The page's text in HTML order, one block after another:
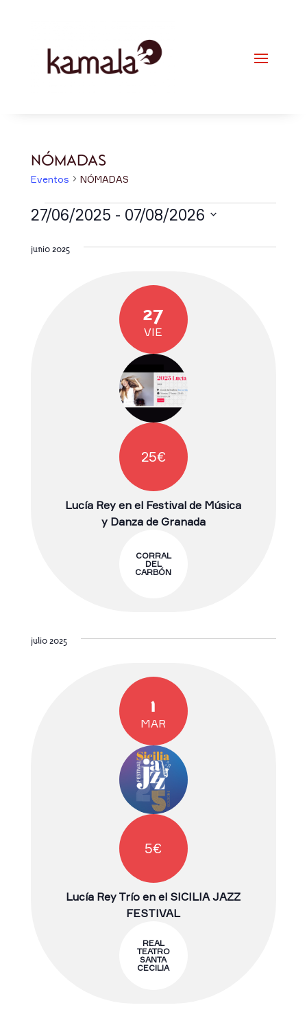
NÓMADAS
Eventos NÓMADAS
Eventos
27/06/2025 - 07/08/2026
la
junio 2025
VIE
27
Lucía Rey en el Festival de Música
y Danza de Granada
CORRAL
DEL
CARBÓN
25€
julio 2025
MAR
1
Lucía Rey Trío en el SICILIA JAZZ
FESTIVAL
REAL
TEATRO
SANTA
CECILIA
5€